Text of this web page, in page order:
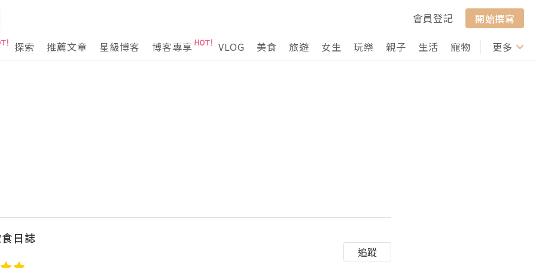
會員登記
開始撰寫
探索
推薦文章 星級博客 博客專享 VLOG 美食 旅遊 女生 玩樂 親子 生活 寵物 行山 打卡
更多
日誌
追蹤